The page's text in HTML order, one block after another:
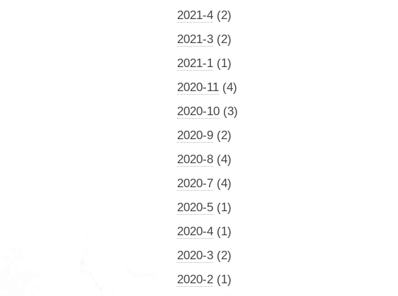
2021-4 (2)
2021-3 (2)
2021-1 (1)
2020-11 (4)
2020-10 (3)
2020-9 (2)
2020-8 (4)
2020-7 (4)
2020-5 (1)
2020-4 (1)
2020-3 (2)
2020-2 (1)